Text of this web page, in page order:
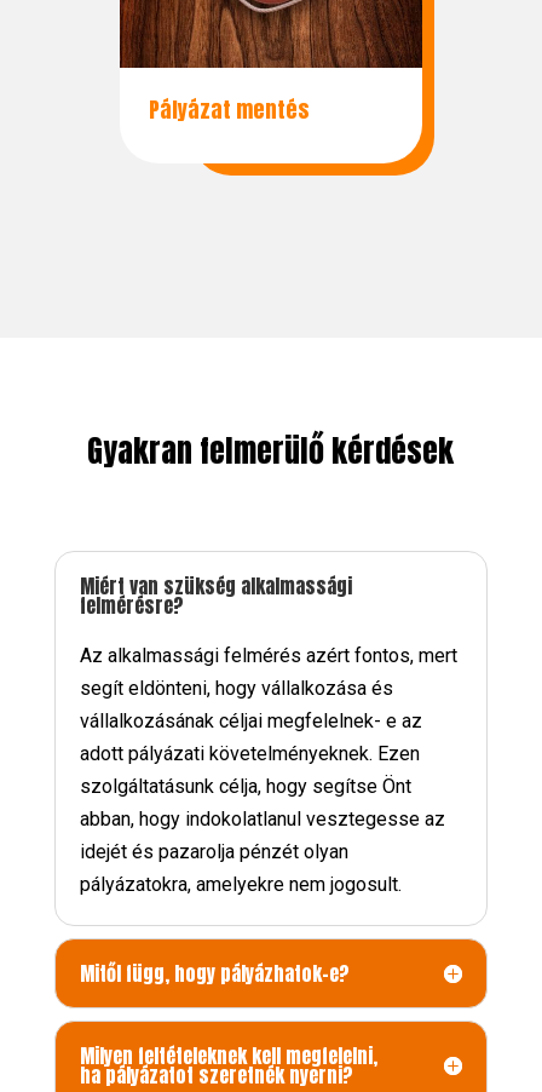
Pályázat mentés
Gyakran felmerülő kérdések
Miért van szükség alkalmassági
felmérésre?
Az alkalmassági felmérés azért fontos, mert
segít eldönteni, hogy vállalkozása és
vállalkozásának céljai megfelelnek- e az
adott pályázati követelményeknek. Ezen
szolgáltatásunk célja, hogy segítse Önt
abban, hogy indokolatlanul vesztegesse az
idejét és pazarolja pénzét olyan
pályázatokra, amelyekre nem jogosult.
Mitől függ, hogy pályázhatok-e?
Milyen feltételeknek kell megfelelni,
ha pályázatot szeretnék nyerni?